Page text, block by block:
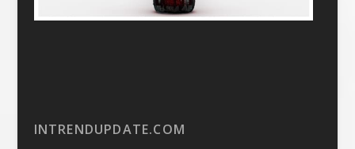
INTRENDUPDATE.COM